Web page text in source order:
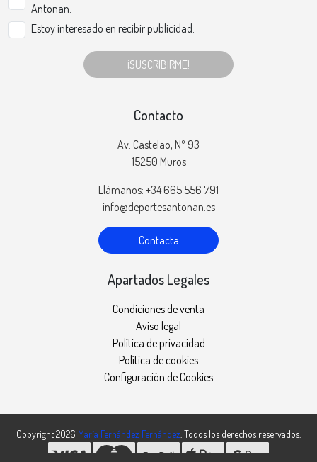
Antonan.
Estoy interesado en recibir publicidad.
¡SUSCRIBIRME!
Contacto
Av. Castelao, Nº 93
15250 Muros
Llámanos: +34 665 556 791
info@deportesantonan.es
Contacta
Apartados Legales
Condiciones de venta
Aviso legal
Política de privacidad
Política de cookies
Configuración de Cookies
Copyright 2026 María Fernández Fernández . Todos los derechos reservados.